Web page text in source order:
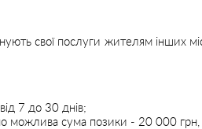
свої послуги жителям інших
7 до 30 днів;
можлива сума позики - 20 000 грн,